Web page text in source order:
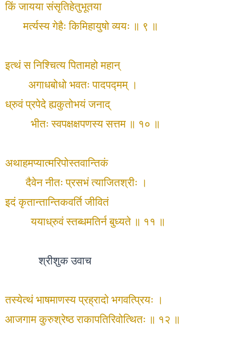
किं जायया संसृतिहेतुभूतया
मर्त्यस्य गेहैः किमिहायुषो व्ययः ॥ ९ ॥
इत्थं स निश्चित्य पितामहो महान्
अगाधबोधो भवतः पादपद्मम् ।
ध्रुवं प्रपेदे ह्यकुतोभयं जनाद्
भीतः स्वपक्षक्षपणस्य सत्तम ॥ १० ॥
अथाहमप्यात्मरिपोस्तवान्तिकं
दैवेन नीतः प्रसभं त्याजितश्रीः ।
इदं कृतान्तान्तिकवर्ति जीवितं
ययाध्रुवं स्तब्धमतिर्न बुध्यते ॥ ११ ॥
श्रीशुक उवाच
तस्येत्थं भाषमाणस्य प्रह्रादो भगवत्प्रियः ।
आजगाम कुरुश्रेष्ठ राकापतिरिवोत्थितः ॥ १२ ॥